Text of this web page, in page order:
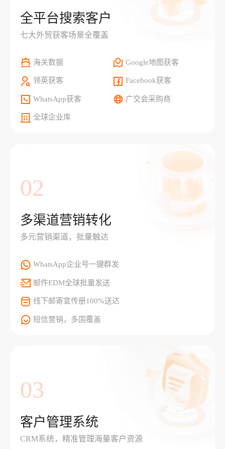
全平台搜索客户
七大外贸获客场景全覆盖
海关数据 Google地图获客
领英获客 Facebook获客
WhatsApp获客 广交会采购商
全球企业库
02
多渠道营销转化
多元营销渠道，批量触达
WhatsApp企业号一键群发
邮件EDM全球批量发送
线下邮寄宣传册100%送达
短信营销，多国覆盖
03
客户管理系统
CRM系统，精准管理海量客户资源